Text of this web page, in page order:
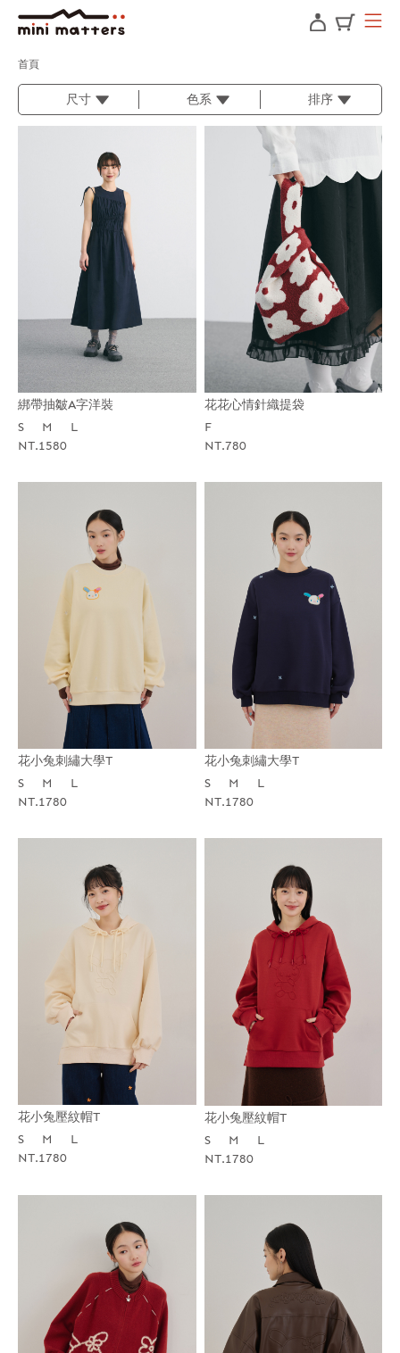
首頁
尺寸 色系 排序
綁帶抽皺A字洋裝
S
M
L
NT.1580
花花心情針織提袋
F
NT.780
花小兔刺繡大學T
S
M
L
NT.1780
花小兔刺繡大學T
S
M
L
NT.1780
花小兔壓紋帽T
S
M
L
NT.1780
花小兔壓紋帽T
S
M
L
NT.1780